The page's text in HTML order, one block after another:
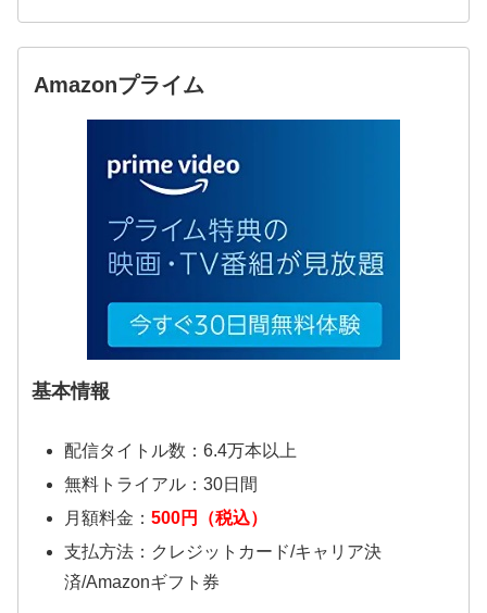
Amazonプライム
基本情報
配信タイトル数：6.4万本以上
無料トライアル：30日間
月額料金： 500円（税込）
支払方法：クレジットカード/キャリア決
済/Amazonギフト券